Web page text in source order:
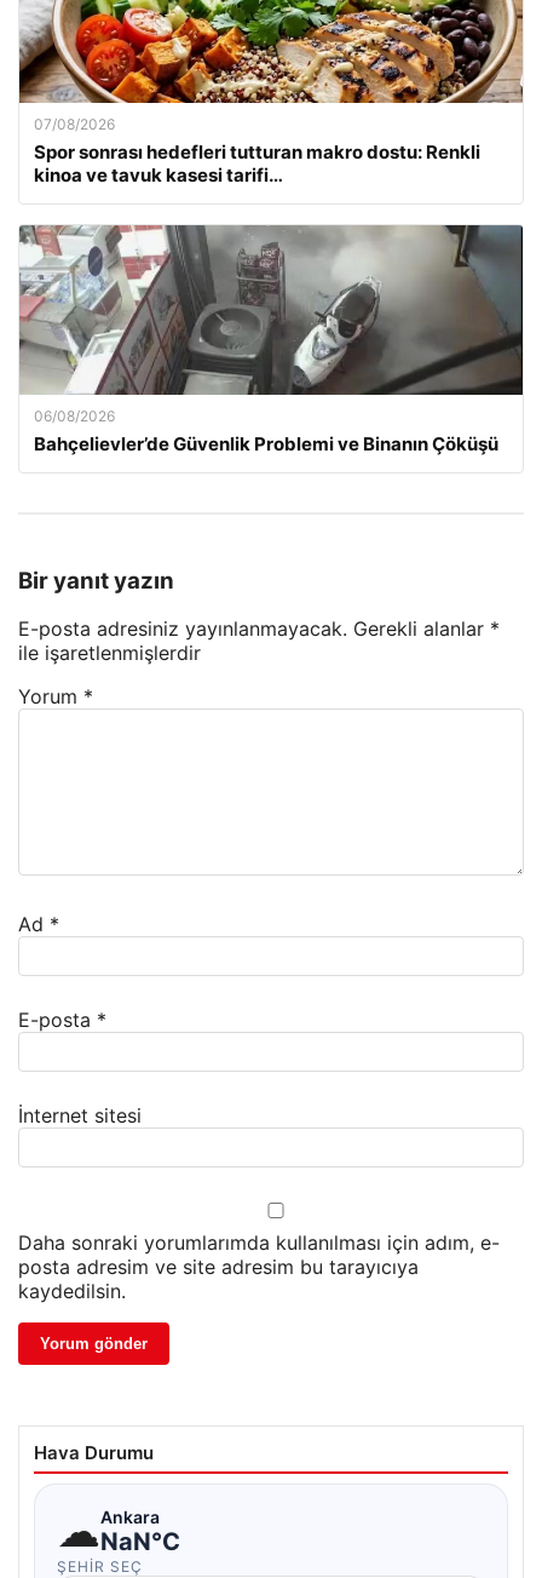
07/08/2026
Spor sonrası hedefleri tutturan makro dostu: Renkli
kinoa ve tavuk kasesi tarifi…
06/08/2026
Bahçelievler’de Güvenlik Problemi ve Binanın Çöküşü
Bir yanıt yazın
E-posta adresiniz yayınlanmayacak. Gerekli alanlar *
ile işaretlenmişlerdir
Yorum *
Ad *
E-posta *
İnternet sitesi
Daha sonraki yorumlarımda kullanılması için adım, e-
posta adresim ve site adresim bu tarayıcıya
kaydedilsin.
Hava Durumu
☁Ankara
NaN°C
ŞEHIR SEÇ